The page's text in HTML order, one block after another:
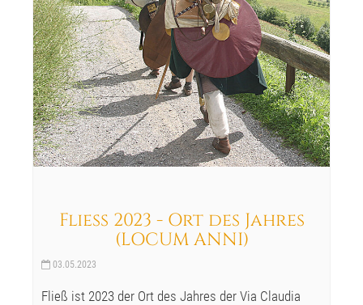
Fliess 2023 - Ort des Jahres
(LOCUM ANNI)
03.05.2023
Fließ ist 2023 der Ort des Jahres der Via Claudia